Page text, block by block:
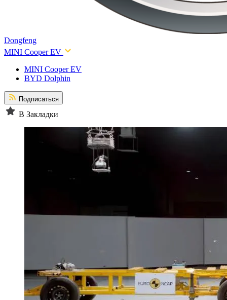
Dongfeng
MINI Cooper EV
MINI Cooper EV
BYD Dolphin
Подписаться
В Закладки